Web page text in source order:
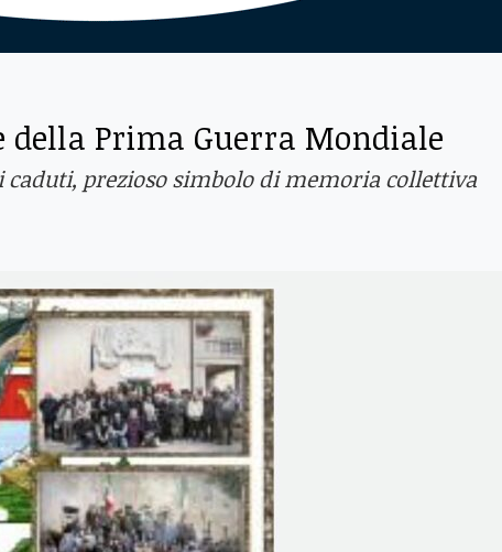
della Prima Guerra Mondiale
prezioso simbolo di memoria collettiva